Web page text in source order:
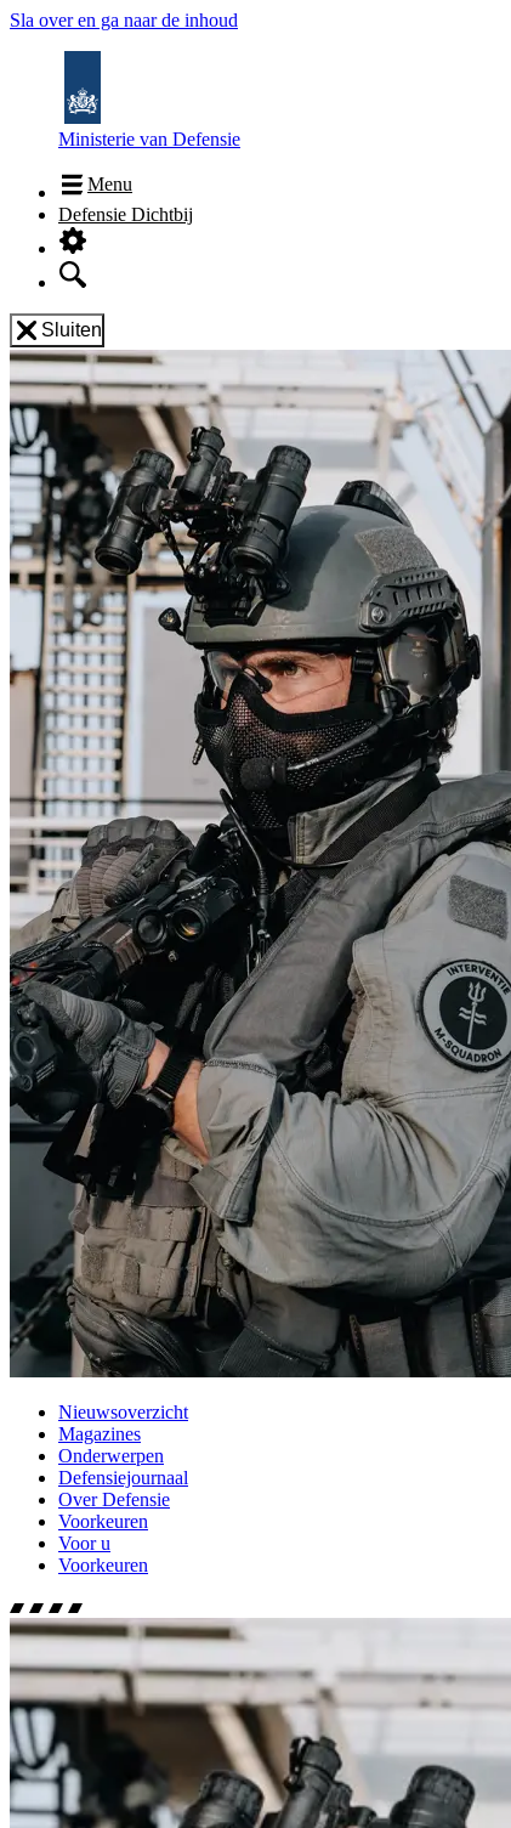
Sla over en ga naar de inhoud
Ministerie van Defensie
Menu
Defensie Dichtbij
Sluiten
Nieuwsoverzicht
Magazines
Onderwerpen
Defensiejournaal
Over Defensie
Voorkeuren
Voor u
Voorkeuren